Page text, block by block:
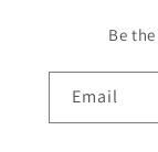
Be
Email